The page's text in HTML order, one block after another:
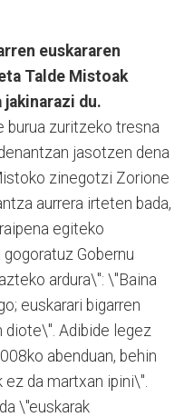
euskararen
Talde Mistoak
jakinarazi du.
burua zuritzeko tresna
jasotzen dena
zinegotzi Zorione
aurrera irteten bada,
egiteko
Gobernu
ardura\": \"Baina
euskarari bigarren
Adibide legez
abenduan, behin
da martxan ipini\".
\"euskarak